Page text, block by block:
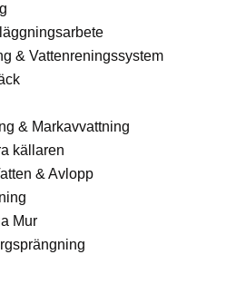
& Vattenreningssystem
& Markavvattning
källaren
& Avlopp
Mur